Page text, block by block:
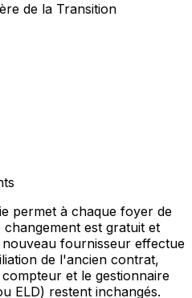
de la Transition
permet à chaque foyer de
est gratuit et
fournisseur effectue
de l'ancien contrat,
et le gestionnaire
ELD) restent inchangés.